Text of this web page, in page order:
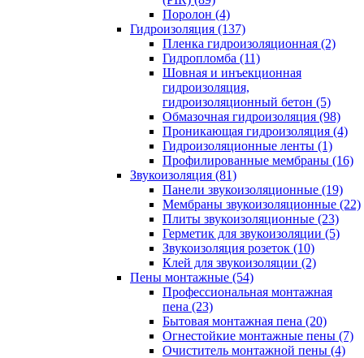
Поролон (4)
Гидроизоляция (137)
Пленка гидроизоляционная (2)
Гидропломба (11)
Шовная и инъекционная
гидроизоляция,
гидроизоляционный бетон (5)
Обмазочная гидроизоляция (98)
Проникающая гидроизоляция (4)
Гидроизоляционные ленты (1)
Профилированные мембраны (16)
Звукоизоляция (81)
Панели звукоизоляционные (19)
Мембраны звукоизоляционные (22)
Плиты звукоизоляционные (23)
Герметик для звукоизоляции (5)
Звукоизоляция розеток (10)
Клей для звукоизоляции (2)
Пены монтажные (54)
Профессиональная монтажная
пена (23)
Бытовая монтажная пена (20)
Огнестойкие монтажные пены (7)
Очиститель монтажной пены (4)